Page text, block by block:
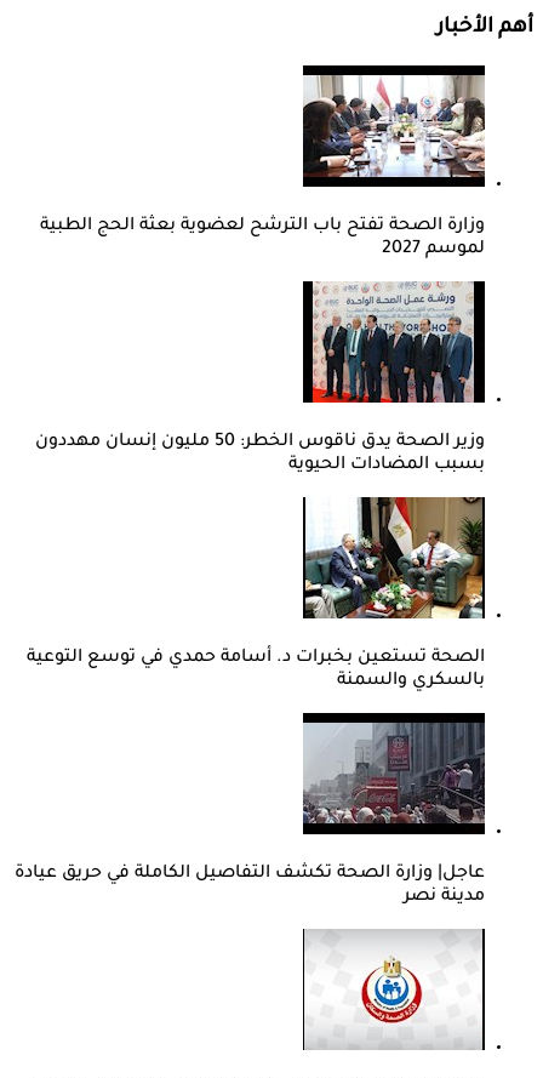
أهم الأخبار
وزارة الصحة تفتح باب الترشح لعضوية بعثة الحج الطبية
لموسم 2027
وزير الصحة يدق ناقوس الخطر: 50 مليون إنسان مهددون
بسبب المضادات الحيوية
الصحة تستعين بخبرات د. أسامة حمدي في توسع التوعية
بالسكري والسمنة
عاجل| وزارة الصحة تكشف التفاصيل الكاملة في حريق عيادة
مدينة نصر